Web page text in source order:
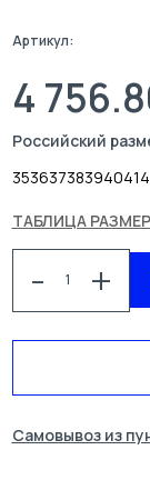
КАТАЛОГ
О КОМПАНИИ
ПОИСК
Артикул:
4
Российский
35363738394041
ТАБЛИЦА
- +
Самовывоз из